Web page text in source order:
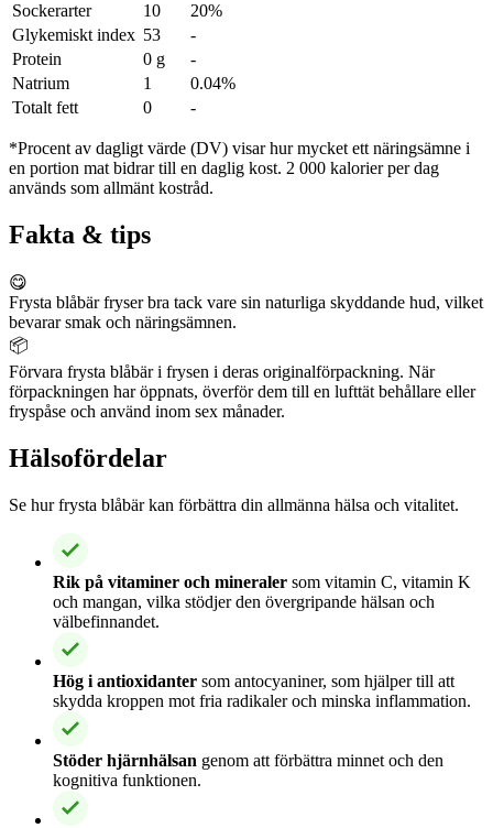
Sockerarter
10
20%
Glykemiskt index 53
-
Protein
0 g
-
Natrium
1
0.04%
Totalt fett
0 -
*Procent av dagligt värde (DV) visar hur mycket ett näringsämne i
en portion mat bidrar till en daglig kost. 2 000 kalorier per dag
används som allmänt kostråd.
Fakta & tips
😋
Frysta blåbär fryser bra tack vare sin naturliga skyddande hud, vilket
bevarar smak och näringsämnen.
📦
Förvara frysta blåbär i frysen i deras originalförpackning. När
förpackningen har öppnats, överför dem till en lufttät behållare eller
fryspåse och använd inom sex månader.
Hälsofördelar
Se hur frysta blåbär kan förbättra din allmänna hälsa och vitalitet.
Rik på vitaminer och mineraler som vitamin C, vitamin K
och mangan, vilka stödjer den övergripande hälsan och
välbefinnandet.
Hög i antioxidanter som antocyaniner, som hjälper till att
skydda kroppen mot fria radikaler och minska inflammation.
Stöder hjärnhälsan genom att förbättra minnet och den
kognitiva funktionen.